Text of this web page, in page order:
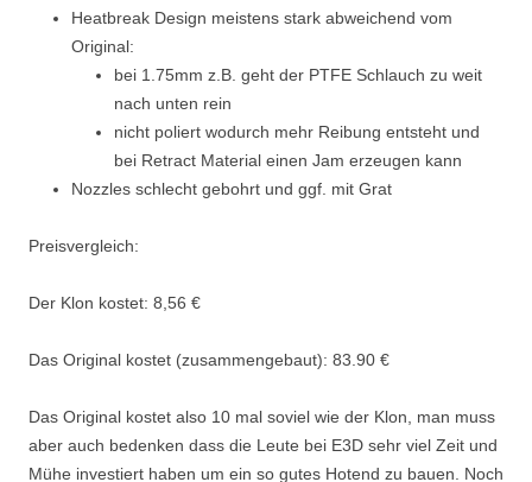
Heatbreak Design meistens stark abweichend vom
Original:
bei 1.75mm z.B. geht der PTFE Schlauch zu weit
nach unten rein
nicht poliert wodurch mehr Reibung entsteht und
bei Retract Material einen Jam erzeugen kann
Nozzles schlecht gebohrt und ggf. mit Grat
Preisvergleich:
Der Klon kostet: 8,56 €
Das Original kostet (zusammengebaut): 83.90 €
Das Original kostet also 10 mal soviel wie der Klon, man muss
aber auch bedenken dass die Leute bei E3D sehr viel Zeit und
Mühe investiert haben um ein so gutes Hotend zu bauen. Noch